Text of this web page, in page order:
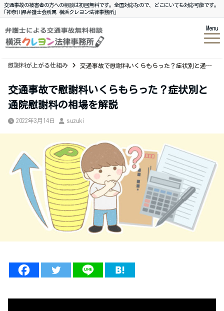
交通事故の被害者の方への相談は初回無料です。全国対応なので、どこにいても対応可能です。
｢神奈川県弁護士会所属 横浜クレヨン法律事務所｣
Menu
慰謝料が上がる仕組み 交通事故で慰謝料いくらもらった？症状別と通院慰謝料の相場を解説
交通事故で慰謝料いくらもらった？症状別と
通院慰謝料の相場を解説
2022年3月14日 suzuki